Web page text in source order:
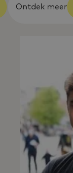
Ontdek meer